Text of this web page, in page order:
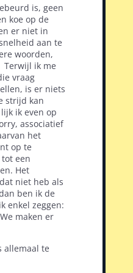
is, geen
koe op de
er niet in
aan te
woorden,
Terwijl ik me
vraag
is er niets
strijd kan
ik even op
associatief
het
op te
een
Het
niet heb als
ben ik de
enkel zeggen:
maken er
allemaal te